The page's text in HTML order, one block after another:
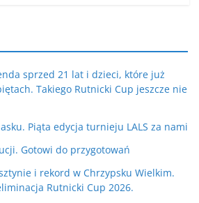
sprzed 21 lat i dzieci, które już
Takiego Rutnicki Cup jeszcze nie
Piąta edycja turnieju LALS za nami
Gotowi do przygotowań
i rekord w Chrzypsku Wielkim.
Rutnicki Cup 2026.